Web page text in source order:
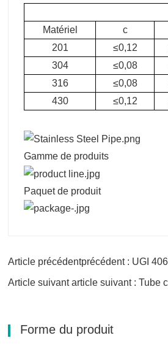
Matériel
c
201
≤0,12
304
≤0,08
316
≤0,08
430
≤0,12
Gamme de produits
Paquet de produit
Forme du produit